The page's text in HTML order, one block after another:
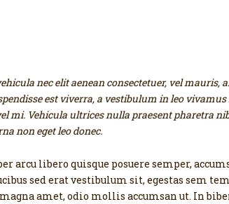
nec elit aenean consectetuer, vel mauris,
est viverra, a vestibulum in leo vivamus
mi. Vehicula ultrices nulla praesent pharetra
non eget leo donec.
arcu libero quisque posuere semper,
sed erat vestibulum sit, egestas sem
amet, odio mollis accumsan ut. In